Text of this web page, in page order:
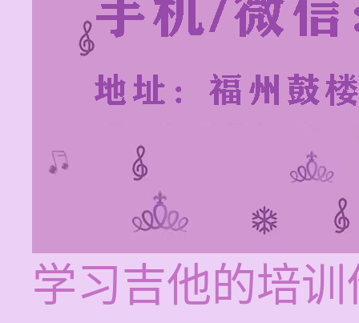
学习吉他的培